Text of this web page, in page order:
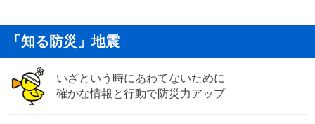
「知る防災」地震
いざという時にあわてないために
確かな情報と行動で防災力アップ